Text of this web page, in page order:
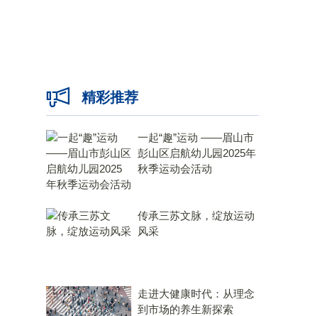
精彩推荐
一起“趣”运动 ——眉山市
彭山区启航幼儿园2025年
秋季运动会活动
传承三苏文脉，绽放运动
风采
走进大健康时代：从理念
到市场的养生新探索